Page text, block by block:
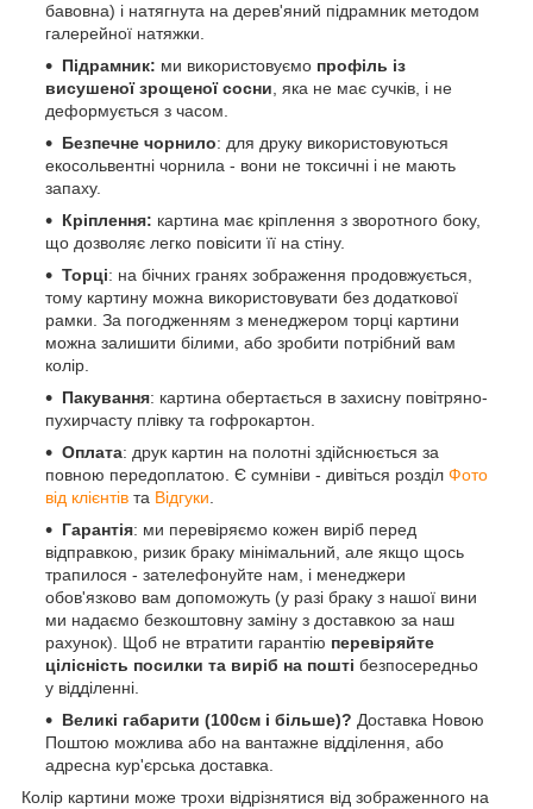
бавовна) і натягнута на дерев'яний підрамник методом
галерейної натяжки.
Підрамник: ми використовуємо профіль із
висушеної зрощеної сосни, яка не має сучків, і не
деформується з часом.
Безпечне чорнило: для друку використовуються
екосольвентні чорнила - вони не токсичні і не мають
запаху.
Кріплення: картина має кріплення з зворотного боку,
що дозволяє легко повісити її на стіну.
Торці: на бічних гранях зображення продовжується,
тому картину можна використовувати без додаткової
рамки. За погодженням з менеджером торці картини
можна залишити білими, або зробити потрібний вам
колір.
Пакування: картина обертається в захисну повітряно-
пухирчасту плівку та гофрокартон.
Оплата: друк картин на полотні здійснюється за
повною передоплатою. Є сумніви - дивіться розділ Фото
від клієнтів та Відгуки.
Гарантія: ми перевіряємо кожен виріб перед
відправкою, ризик браку мінімальний, але якщо щось
трапилося - зателефонуйте нам, і менеджери
обов'язково вам допоможуть (у разі браку з нашої вини
ми надаємо безкоштовну заміну з доставкою за наш
рахунок). Щоб не втратити гарантію перевіряйте
цілісність посилки та виріб на пошті безпосередньо
у відділенні.
Великі габарити (100см і більше)? Доставка Новою
Поштою можлива або на вантажне відділення, або
адресна кур'єрська доставка.
Колір картини може трохи відрізнятися від зображенного на